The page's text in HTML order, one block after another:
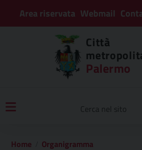
Area riservata Webmail
Città
Palermo
Home
Organigramma